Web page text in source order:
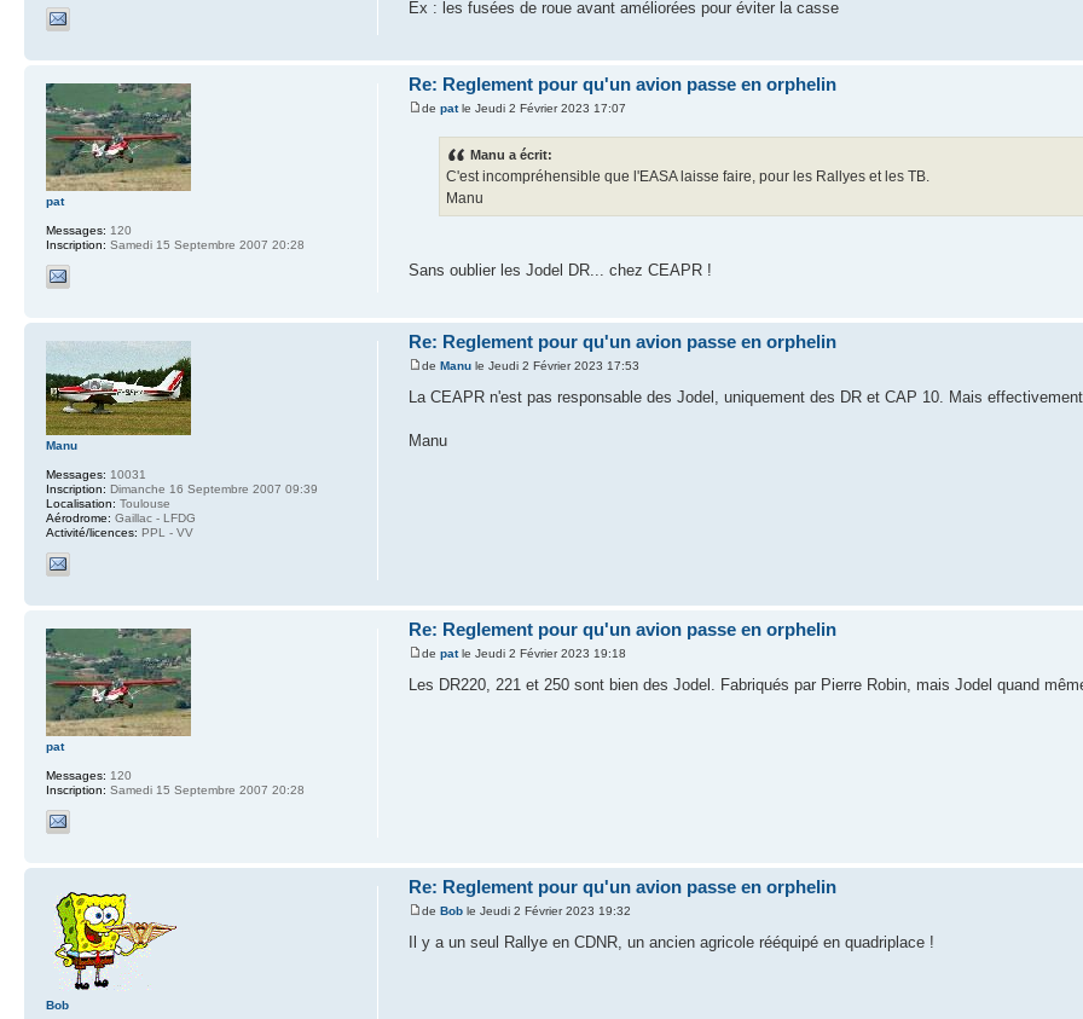
Ex : les fusées de roue avant améliorées pour éviter la casse
Re: Reglement pour qu'un avion passe en orphelin
depatle Jeudi 2 Février 2023 17:07
Manu a écrit:
C'est incompréhensible que l'EASA laisse faire, pour les Rallyes et les TB.
Manu
Sans oublier les Jodel DR... chez CEAPR !
pat
Messages: 120
Inscription: Samedi 15 Septembre 2007 20:28
Re: Reglement pour qu'un avion passe en orphelin
deManu le Jeudi 2 Février 2023 17:53
La CEAPR n'est pas responsable des Jodel, uniquement des DR et CAP 10. Mais
Manu
Manu
Messages: 10031
Inscription: Dimanche 16 Septembre 2007 09:39
Localisation: Toulouse
Aérodrome: Gaillac - LFDG
Activité/licences: PPL - VV
Re: Reglement pour qu'un avion passe en orphelin
depatle Jeudi 2 Février 2023 19:18
Les DR220, 221 et 250 sont bien des Jodel. Fabriqués par Pierre Robin, mais Jodel quand
pat
Messages: 120
Inscription: Samedi 15 Septembre 2007 20:28
Re: Reglement pour qu'un avion passe en orphelin
deBob le Jeudi 2 Février 2023 19:32
Il y a un seul Rallye en CDNR, un ancien agricole rééquipé en quadriplace !
Bob